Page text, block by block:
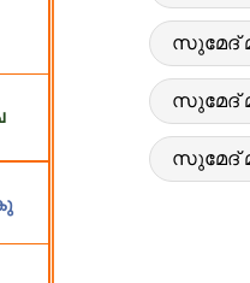
സുമേദ്
സുമേദ്
സുമേദ്